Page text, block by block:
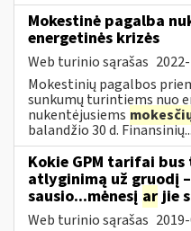
Mokestinė pagalba
energetinės krizės
Web turinio sąrašas
Mokestinių pagalbos
sunkumų turintiems nuo
nukentėjusiems
balandžio 30 d.
Kokie GPM tarifai
atlyginimą už gruodį
sausio...mėnesį arjie
Web turinio sąrašas